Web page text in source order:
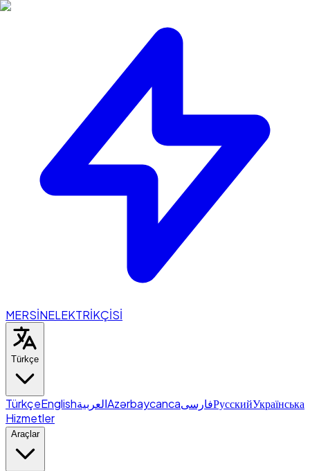
MERSİNELEKTRİKÇİSİ
Türkçe
TürkçeEnglishالعربيةAzərbaycancaفارسیРусскийУкраїнська
Hizmetler
Araçlar